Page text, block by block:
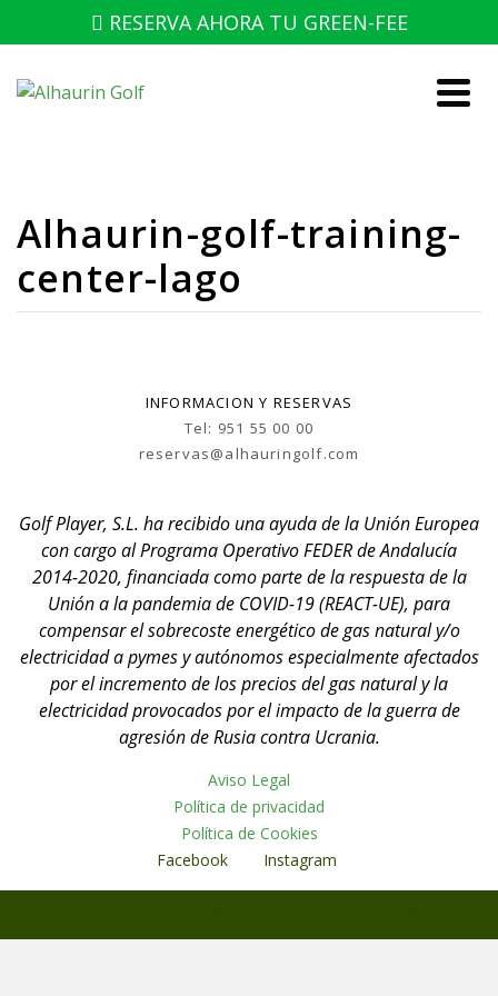
RESERVA AHORA TU GREEN-FEE
Alhaurin-golf-training-
center-lago
INFORMACION Y RESERVAS
Tel: 951 55 00 00
reservas@alhauringolf.com
Golf Player, S.L. ha recibido una ayuda de la Unión Europea
con cargo al Programa Operativo FEDER de Andalucía
2014-2020, financiada como parte de la respuesta de la
Unión a la pandemia de COVID-19 (REACT-UE), para
compensar el sobrecoste energético de gas natural y/o
electricidad a pymes y autónomos especialmente afectados
por el incremento de los precios del gas natural y la
electricidad provocados por el impacto de la guerra de
agresión de Rusia contra Ucrania.
Aviso Legal
Política de privacidad
Política de Cookies
Facebook
Instagram